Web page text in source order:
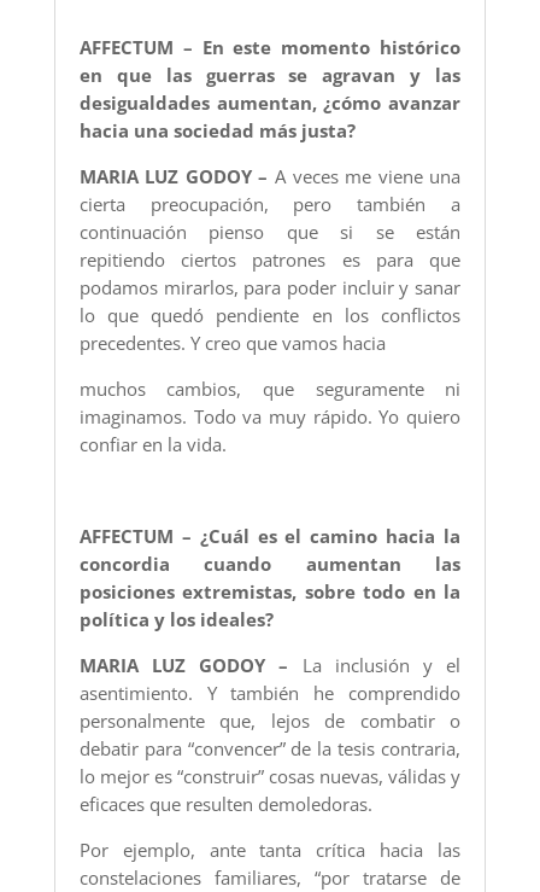
AFFECTUM – En este momento histórico
en que las guerras se agravan y las
desigualdades aumentan, ¿cómo avanzar
hacia una sociedad más justa?
MARIA LUZ GODOY – A veces me viene una
cierta preocupación, pero también a
continuación pienso que si se están
repitiendo ciertos patrones es para que
podamos mirarlos, para poder incluir y sanar
lo que quedó pendiente en los conflictos
precedentes. Y creo que vamos hacia
muchos cambios, que seguramente ni
imaginamos. Todo va muy rápido. Yo quiero
confiar en la vida.
AFFECTUM – ¿Cuál es el camino hacia la
concordia cuando aumentan las
posiciones extremistas, sobre todo en la
política y los ideales?
MARIA LUZ GODOY – La inclusión y el
asentimiento. Y también he comprendido
personalmente que, lejos de combatir o
debatir para “convencer” de la tesis contraria,
lo mejor es “construir” cosas nuevas, válidas y
eficaces que resulten demoledoras.
Por ejemplo, ante tanta crítica hacia las
constelaciones familiares, “por tratarse de